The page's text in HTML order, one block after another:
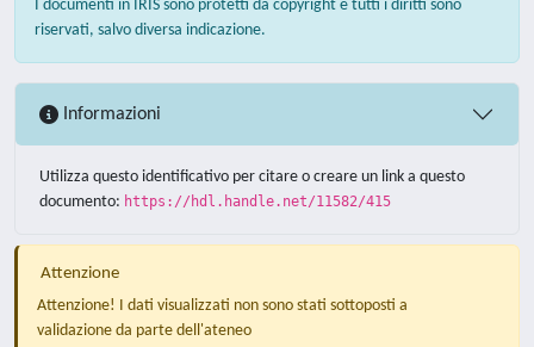
I documenti in IRIS sono protetti da copyright e tutti i diritti sono
riservati, salvo diversa indicazione.
Informazioni
Utilizza questo identificativo per citare o creare un link a questo
documento: https://hdl.handle.net/11582/415
Attenzione
Attenzione! I dati visualizzati non sono stati sottoposti a
validazione da parte dell'ateneo